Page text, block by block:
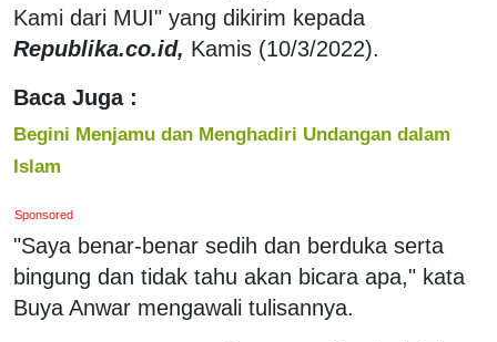
Kami dari MUI" yang dikirim kepada
Republika.co.id, Kamis (10/3/2022).
Baca Juga :
Begini Menjamu dan Menghadiri Undangan dalam
Islam
Sponsored
"Saya benar-benar sedih dan berduka serta
bingung dan tidak tahu akan bicara apa," kata
Buya Anwar mengawali tulisannya.